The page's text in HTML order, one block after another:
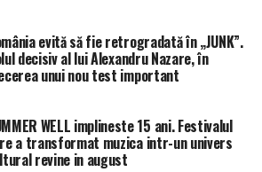
României să ţină cont de avizul
numire sau revocare a procurorilor
esenţial avizul pe care secţia
îl va da propunerii ministrului
general.
evită să fie retrogradată în „JUNK”.
decisiv al lui Alexandru Nazare, în
unui nou test important
WELL implineste 15 ani. Festivalul
a transformat muzica intr-un univers
revine in august